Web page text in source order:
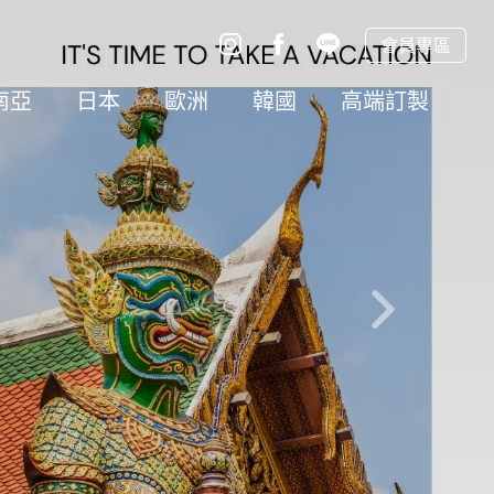
會員專區
亞 日本 歐洲 韓國 高端訂製
往後